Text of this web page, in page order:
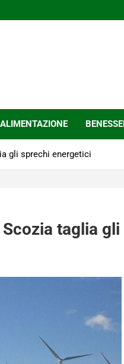
ALIMENTAZIONE
gli sprechi energetici
taglia